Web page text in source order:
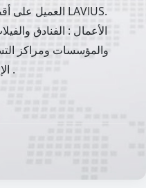
العميل على أقصى قدر من الفائدة باستمرار من LAVIUS.
والمؤسسات ومراكز
الإضاءة والتخصيص معدات الإضاءة .